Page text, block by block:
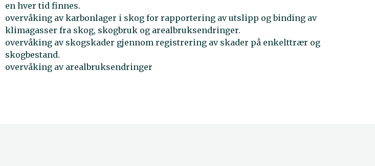
en hver tid finnes.
overvåking av karbonlager i skog for rapportering av utslipp og binding av
klimagasser fra skog, skogbruk og arealbruksendringer.
overvåking av skogskader gjennom registrering av skader på enkelttrær og
skogbestand.
overvåking av arealbruksendringer